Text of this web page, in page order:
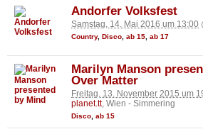
Andorfer Volksfest
Samstag, 14. Mai 2016 um 13:00
Country, Disco, ab 15, ab 17
Marilyn Manson
Over Matter
Freitag, 13. November 2015 um
planet.tt, Wien - Simmering
Disco, ab 15